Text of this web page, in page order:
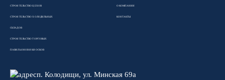
О КОМПАНИИ
КОНТАКТЫ
СТРОИТЕЛЬСТВО ЦЕХОВ
СТРОИТЕЛЬСТВО ХОЛОДИЛЬНЫХ
СКЛАДОВ
СТРОИТЕЛЬСТВО ТОРГОВЫХ
ПАВИЛЬОНОВ И КИОСКОВ
п. Колодищи, ул. Минская 69а